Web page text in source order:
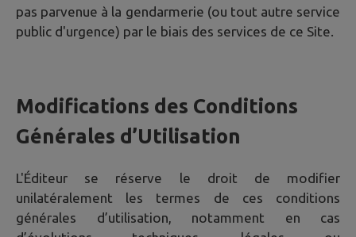
pas parvenue à la gendarmerie (ou tout autre service
public d'urgence) par le biais des services de ce Site.
Modifications des Conditions
Générales d’Utilisation
L'Éditeur se réserve le droit de modifier
unilatéralement les termes de ces conditions
générales d’utilisation, notamment en cas